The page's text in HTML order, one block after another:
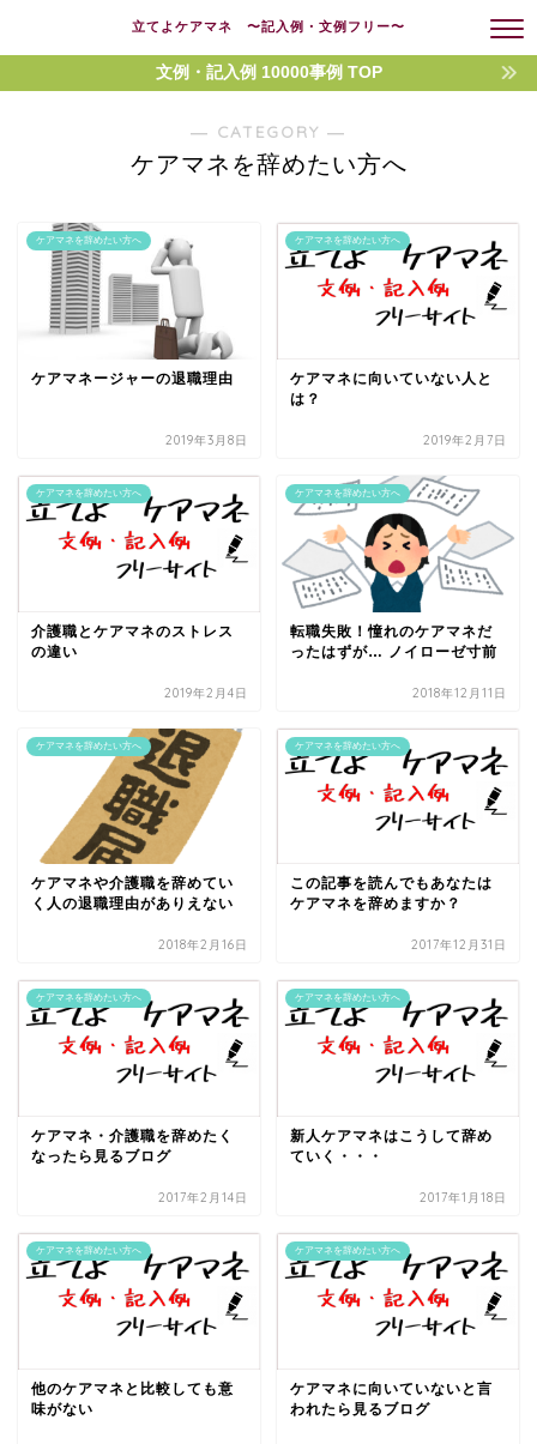
立てよケアマネ 〜記入例・文例フリー〜
文例・記入例 10000事例 TOP
― CATEGORY ―
ケアマネを辞めたい方へ
ケアマネを辞めたい方へ
ケアマネージャーの退職理由
2019年3月8日
ケアマネを辞めたい方へ
ケアマネに向いていない人と
は？
2019年2月7日
ケアマネを辞めたい方へ
介護職とケアマネのストレス
の違い
2019年2月4日
ケアマネを辞めたい方へ
転職失敗！憧れのケアマネだ
ったはずが… ノイローゼ寸前
2018年12月11日
ケアマネを辞めたい方へ
ケアマネや介護職を辞めてい
く人の退職理由がありえない
2018年2月16日
ケアマネを辞めたい方へ
この記事を読んでもあなたは
ケアマネを辞めますか？
2017年12月31日
ケアマネを辞めたい方へ
ケアマネ・介護職を辞めたく
なったら見るブログ
2017年2月14日
ケアマネを辞めたい方へ
新人ケアマネはこうして辞め
ていく・・・
2017年1月18日
ケアマネを辞めたい方へ
他のケアマネと比較しても意
味がない
ケアマネを辞めたい方へ
ケアマネに向いていないと言
われたら見るブログ